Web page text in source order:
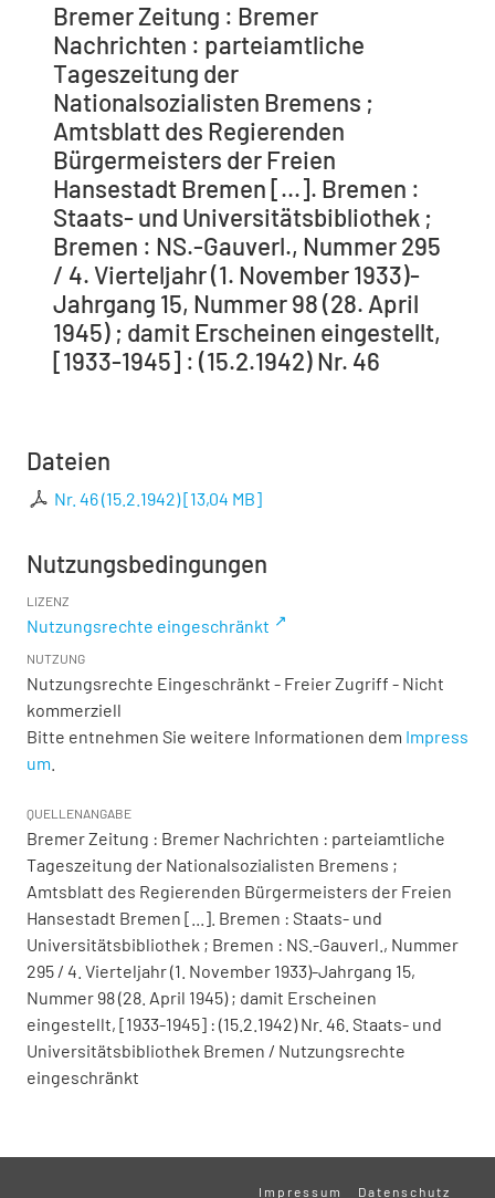
Bremer Zeitung : Bremer
Nachrichten : parteiamtliche
Tageszeitung der
Nationalsozialisten Bremens ;
Amtsblatt des Regierenden
Bürgermeisters der Freien
Hansestadt Bremen [...]. Bremen :
Staats- und Universitätsbibliothek ;
Bremen : NS.-Gauverl., Nummer 295
/ 4. Vierteljahr (1. November 1933)-
Jahrgang 15, Nummer 98 (28. April
1945) ; damit Erscheinen eingestellt,
[1933-1945] : (15.2.1942) Nr. 46
Dateien
Nr. 46 (15.2.1942)[13,04 MB]
Nutzungsbedingungen
LIZENZ
Nutzungsrechte eingeschränkt
NUTZUNG
Nutzungsrechte Eingeschränkt - Freier Zugriff - Nicht
kommerziell
Bitte entnehmen Sie weitere Informationen dem Impress
um
QUELLENANGABE
Bremer Zeitung : Bremer Nachrichten : parteiamtliche
Tageszeitung der Nationalsozialisten Bremens ;
Amtsblatt des Regierenden Bürgermeisters der Freien
Hansestadt Bremen [...]. Bremen : Staats- und
Universitätsbibliothek ; Bremen : NS.-Gauverl., Nummer
295 / 4. Vierteljahr (1. November 1933)-Jahrgang 15,
Nummer 98 (28. April 1945) ; damit Erscheinen
eingestellt, [1933-1945] : (15.2.1942) Nr. 46. Staats- und
Universitätsbibliothek Bremen / Nutzungsrechte
eingeschränkt
Impressum Datenschutz